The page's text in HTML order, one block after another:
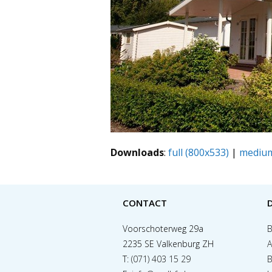
Downloads: full (800x533) |
CONTACT
Voorschoterweg 29a
2235 SE Valkenburg ZH
T: (071) 403 15 29